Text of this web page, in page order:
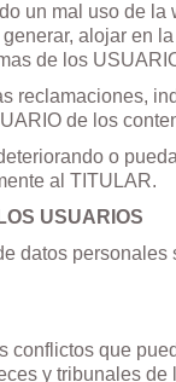
un mal uso de
alojar en
de los
reclamaciones,
de los
o
al TITULAR.
USUARIOS
datos
que
y tribunales